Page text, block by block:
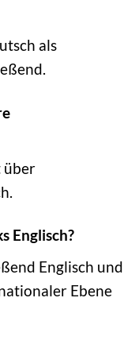
als
über
Englisch?
Englisch und
Ebene